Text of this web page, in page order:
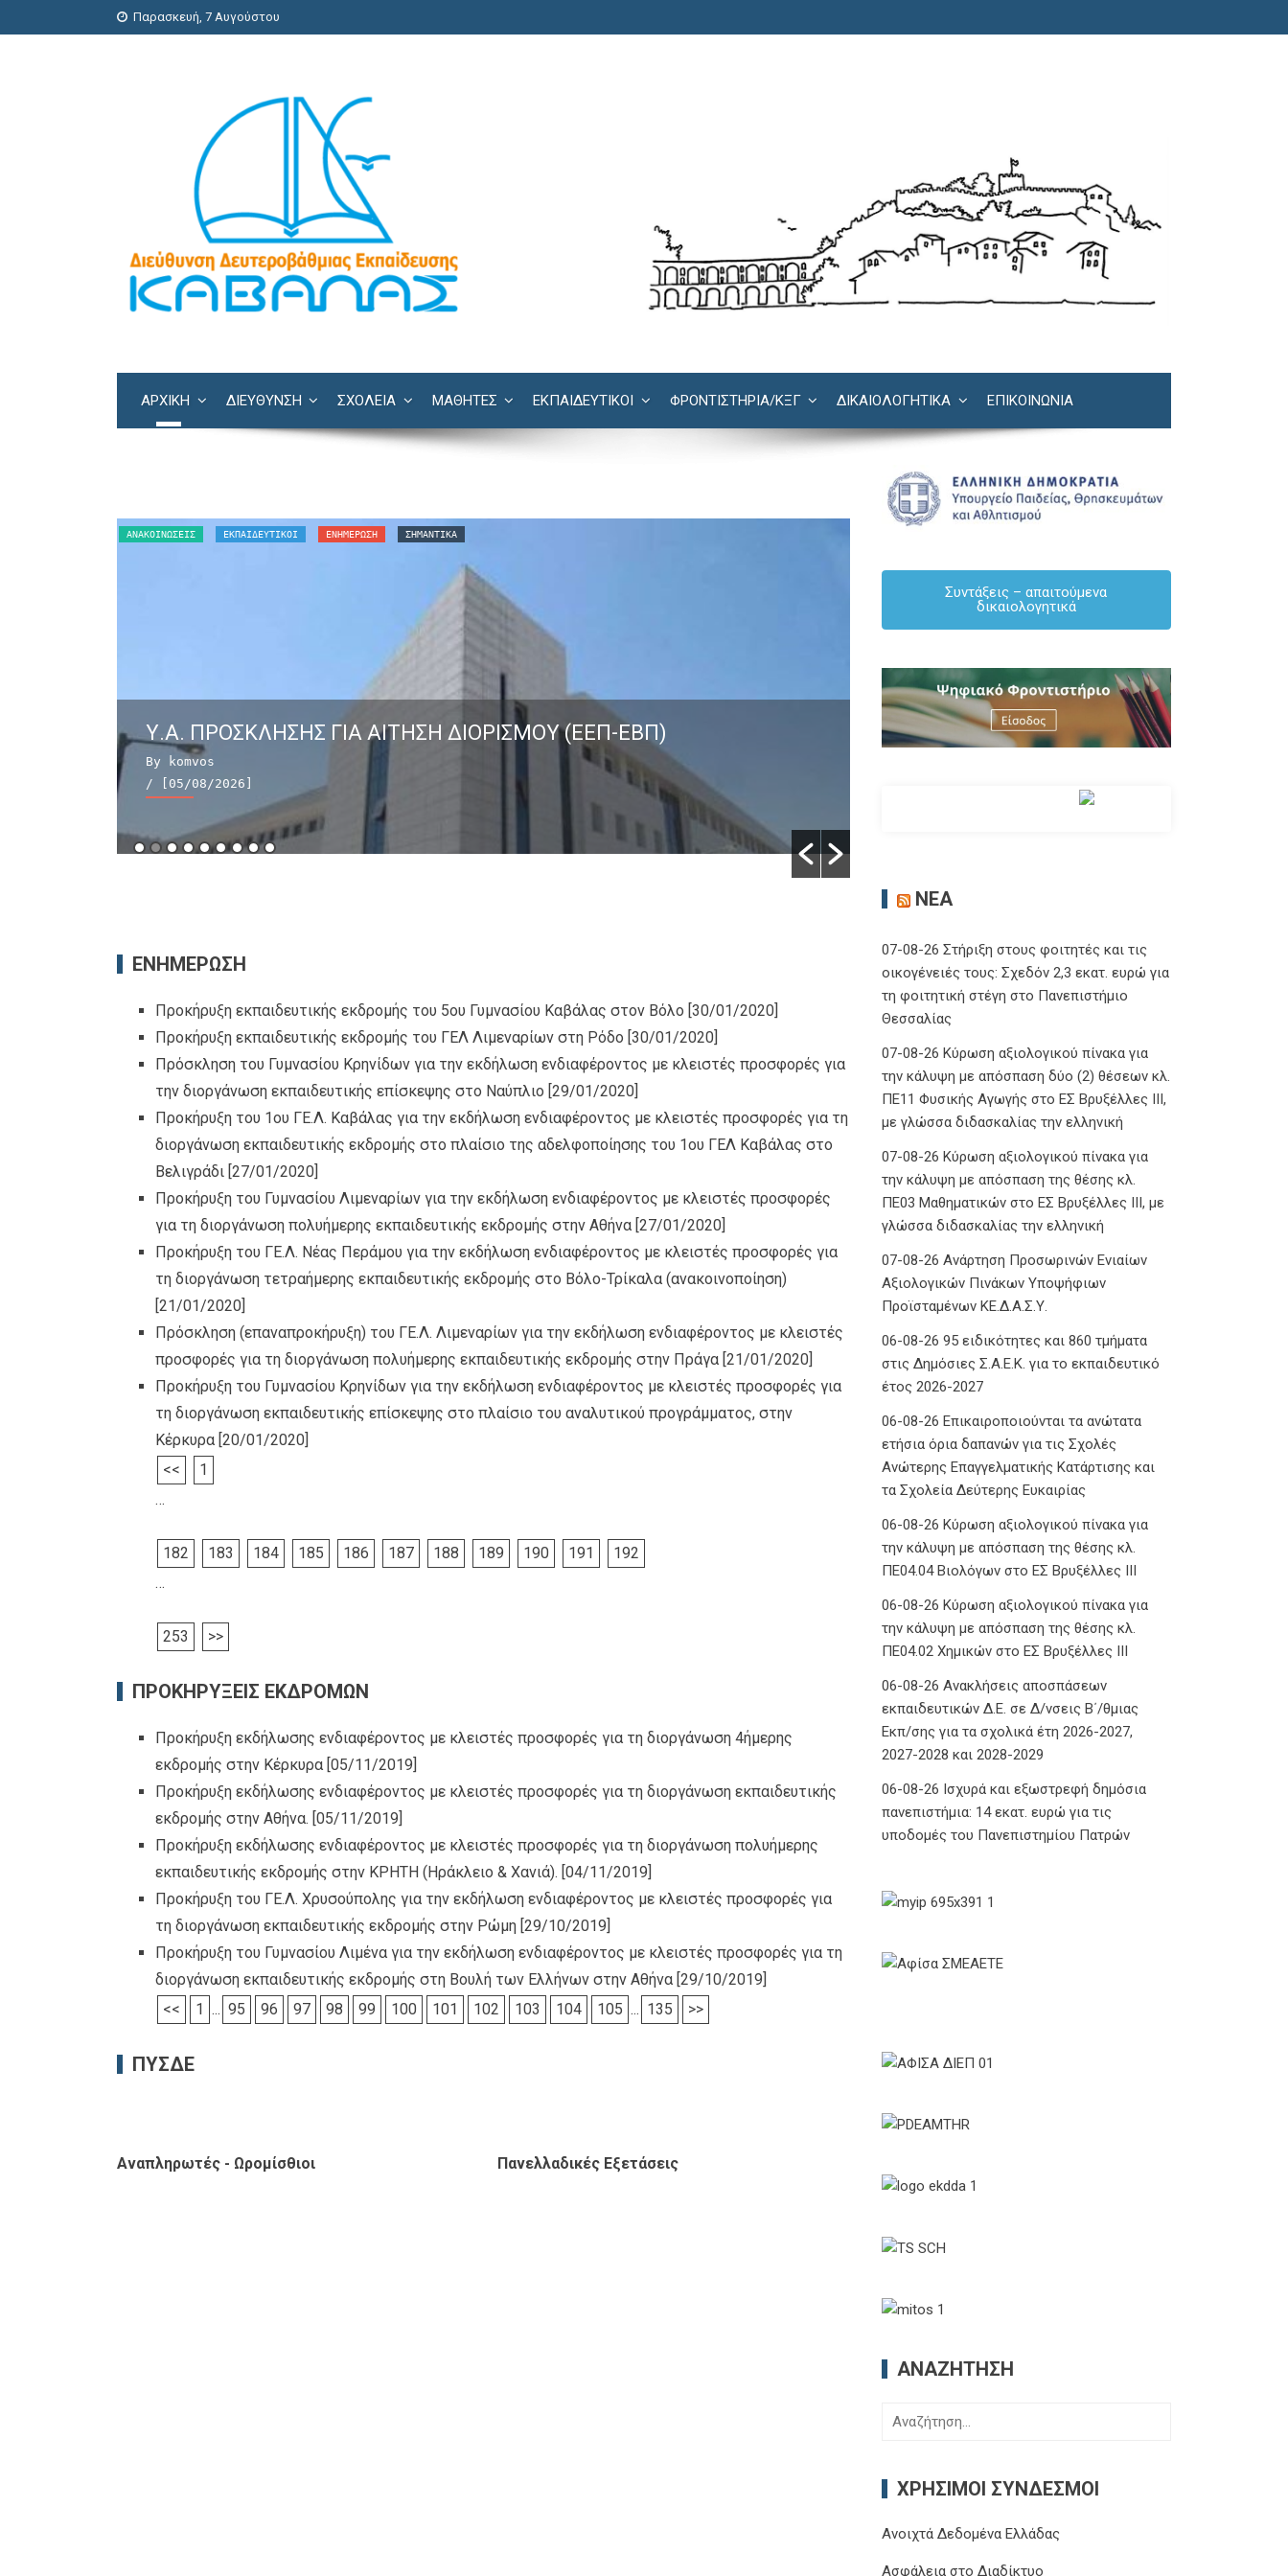
Παρασκευή, 7 Αυγούστου
ΑΡΧΙΚΗ ΔΙΕΎΘΥΝΣΗ ΣΧΟΛΕΊΑ ΜΑΘΗΤΕΣ ΕΚΠΑΙΔΕΥΤΙΚΟΙ ΦΡΟΝΤΙΣΤΉΡΙΑ/KΞΓ ΔΙΚΑΙΟΛΟΓΗΤΙΚΆ ΕΠΙΚΟΙΝΩΝΊΑ
ΑΝΑΚΟΙΝΏΣΕΙΣ ΕΚΠΑΙΔΕΥΤΙΚΟΙ ΕΝΗΜΕΡΩΣΗ ΣΗΜΑΝΤΙΚΆ
Υ.Α. ΠΡΟΣΚΛΗΣΗΣ ΓΙΑ ΑΙΤΗΣΗ ΔΙΟΡΙΣΜΟΥ (ΕΕΠ-ΕΒΠ)
By komvos
/ [05/08/2026]
ΠΡΟΣΟΧΗ – ΑΝΑΚΟΙΝΟΠΟΙΗΣΗ – Πίνακες
ΕΝΗΜΕΡΩΣΗ
Προκήρυξη εκπαιδευτικής εκδρομής του 5ου Γυμνασίου Καβάλας στον Βόλο [30/01/2020]
Προκήρυξη εκπαιδευτικής εκδρομής του ΓΕΛ Λιμεναρίων στη Ρόδο [30/01/2020]
Πρόσκληση του Γυμνασίου Κρηνίδων για την εκδήλωση ενδιαφέροντος με κλειστές προσφορές για
την διοργάνωση εκπαιδευτικής επίσκεψης στο Ναύπλιο [29/01/2020]
Προκήρυξη του 1ου ΓΕ.Λ. Καβάλας για την εκδήλωση ενδιαφέροντος με κλειστές προσφορές για τη
διοργάνωση εκπαιδευτικής εκδρομής στο πλαίσιο της αδελφοποίησης του 1ου ΓΕΛ Καβάλας στο
Βελιγράδι [27/01/2020]
Προκήρυξη του Γυμνασίου Λιμεναρίων για την εκδήλωση ενδιαφέροντος με κλειστές προσφορές
για τη διοργάνωση πολυήμερης εκπαιδευτικής εκδρομής στην Αθήνα [27/01/2020]
Προκήρυξη του ΓΕ.Λ. Νέας Περάμου για την εκδήλωση ενδιαφέροντος με κλειστές προσφορές για
τη διοργάνωση τετραήμερης εκπαιδευτικής εκδρομής στο Βόλο-Τρίκαλα (ανακοινοποίηση)
[21/01/2020]
Πρόσκληση (επαναπροκήρυξη) του ΓΕ.Λ. Λιμεναρίων για την εκδήλωση ενδιαφέροντος με κλειστές
προσφορές για τη διοργάνωση πολυήμερης εκπαιδευτικής εκδρομής στην Πράγα [21/01/2020]
Προκήρυξη του Γυμνασίου Κρηνίδων για την εκδήλωση ενδιαφέροντος με κλειστές προσφορές για
τη διοργάνωση εκπαιδευτικής επίσκεψης στο πλαίσιο του αναλυτικού προγράμματος, στην
Κέρκυρα [20/01/2020]
<<
1
…
182 183 184 185 186 187 188 189 190 191
192
…
253 >>
ΠΡΟΚΗΡΥΞΕΙΣ ΕΚΔΡΟΜΩΝ
Προκήρυξη εκδήλωσης ενδιαφέροντος με κλειστές προσφορές για τη διοργάνωση 4ήμερης
εκδρομής στην Κέρκυρα [05/11/2019]
Προκήρυξη εκδήλωσης ενδιαφέροντος με κλειστές προσφορές για τη διοργάνωση εκπαιδευτικής
εκδρομής στην Αθήνα. [05/11/2019]
Προκήρυξη εκδήλωσης ενδιαφέροντος με κλειστές προσφορές για τη διοργάνωση πολυήμερης
εκπαιδευτικής εκδρομής στην ΚΡΗΤΗ (Ηράκλειο & Χανιά). [04/11/2019]
Προκήρυξη του ΓΕ.Λ. Χρυσούπολης για την εκδήλωση ενδιαφέροντος με κλειστές προσφορές για
τη διοργάνωση εκπαιδευτικής εκδρομής στην Ρώμη [29/10/2019]
Προκήρυξη του Γυμνασίου Λιμένα για την εκδήλωση ενδιαφέροντος με κλειστές προσφορές για τη
διοργάνωση εκπαιδευτικής εκδρομής στη Βουλή των Ελλήνων στην Αθήνα [29/10/2019]
<<
1 ... 95 96 97 98 99 100 101 102 103 104 105 ... 135 >>
ΠΥΣΔΕ
Αναπληρωτές - Ωρομίσθιοι Πανελλαδικές Εξετάσεις
Συντάξεις – απαιτούμενα
δικαιολογητικά
ΝΈΑ
07-08-26 Στήριξη στους φοιτητές και τις
οικογένειές τους: Σχεδόν 2,3 εκατ. ευρώ για
τη φοιτητική στέγη στο Πανεπιστήμιο
Θεσσαλίας
07-08-26 Κύρωση αξιολογικού πίνακα για
την κάλυψη με απόσπαση δύο (2) θέσεων κλ.
ΠΕ11 Φυσικής Αγωγής στο ΕΣ Βρυξέλλες ΙΙΙ,
με γλώσσα διδασκαλίας την ελληνική
07-08-26 Κύρωση αξιολογικού πίνακα για
την κάλυψη με απόσπαση της θέσης κλ.
ΠΕ03 Μαθηματικών στο ΕΣ Βρυξέλλες ΙΙΙ, με
γλώσσα διδασκαλίας την ελληνική
07-08-26 Ανάρτηση Προσωρινών Ενιαίων
Αξιολογικών Πινάκων Υποψήφιων
Προϊσταμένων ΚΕ.Δ.Α.Σ.Υ.
06-08-26 95 ειδικότητες και 860 τμήματα
στις Δημόσιες Σ.Α.Ε.Κ. για το εκπαιδευτικό
έτος 2026-2027
06-08-26 Επικαιροποιούνται τα ανώτατα
ετήσια όρια δαπανών για τις Σχολές
Ανώτερης Επαγγελματικής Κατάρτισης και
τα Σχολεία Δεύτερης Ευκαιρίας
06-08-26 Κύρωση αξιολογικού πίνακα για
την κάλυψη με απόσπαση της θέσης κλ.
ΠΕ04.04 Βιολόγων στο ΕΣ Βρυξέλλες ΙΙΙ
06-08-26 Κύρωση αξιολογικού πίνακα για
την κάλυψη με απόσπαση της θέσης κλ.
ΠΕ04.02 Χημικών στο ΕΣ Βρυξέλλες ΙΙΙ
06-08-26 Ανακλήσεις αποσπάσεων
εκπαιδευτικών Δ.Ε. σε Δ/νσεις Β΄/θμιας
Εκπ/σης για τα σχολικά έτη 2026-2027,
2027-2028 και 2028-2029
06-08-26 Ισχυρά και εξωστρεφή δημόσια
πανεπιστήμια: 14 εκατ. ευρώ για τις
υποδομές του Πανεπιστημίου Πατρών
ΑΝΑΖΉΤΗΣΗ
Αναζήτηση
ΧΡΉΣΙΜΟΙ ΣΎΝΔΕΣΜΟΙ
Ανοιχτά Δεδομένα Ελλάδας
Ασφάλεια στο Διαδίκτυο